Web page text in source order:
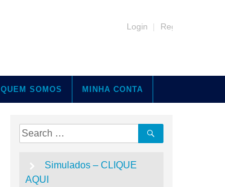
Login | Register
QUEM SOMOS MINHA CONTA
Search
for:
Simulados – CLIQUE
AQUI